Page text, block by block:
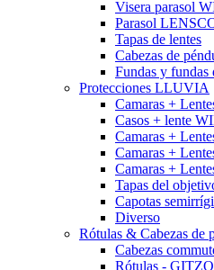
Visera parasol
Parasol
Tapas de lentes
Cabezas de
Fundas y fundas
Protecciones LLUVIA
Camaras +
Casos + lente
Camaras +
Camaras +
Camaras +
Tapas del
Capotas
Diverso
Rótulas & Cabezas de
Cabezas
Rótulas - GITZO